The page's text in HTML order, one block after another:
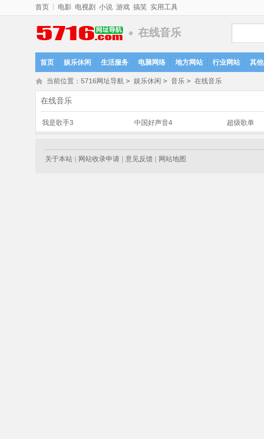
首页 | 电影 电视剧 小说 游戏 搞笑 实用工具
在线音乐
首页 娱乐休闲 生活服务 电脑网络 地方网站 行业网站 其他
当前位置： 5716网址导航 > 娱乐休闲 > 音乐 > 在线音乐
在线音乐
我是歌手3 中国好声音4 超级歌单
关于本站 | 网站收录申请 | 意见反馈 | 网站地图